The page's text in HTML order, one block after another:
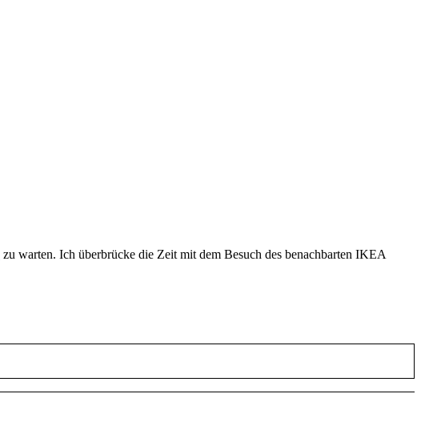
zu warten. Ich überbrücke die Zeit mit dem Besuch des benachbarten IKEA